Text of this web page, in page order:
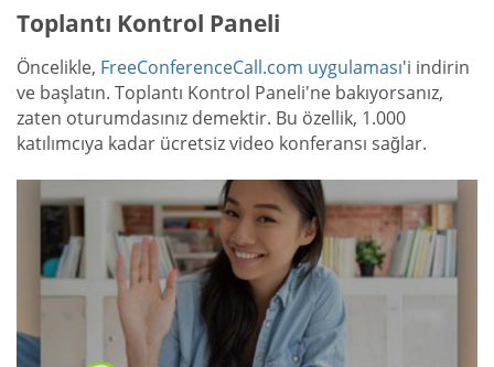
Toplantı Kontrol Paneli
Öncelikle, FreeConferenceCall.com uygulaması'i indirin
ve başlatın. Toplantı Kontrol Paneli'ne bakıyorsanız,
zaten oturumdasınız demektir. Bu özellik, 1.000
katılımcıya kadar ücretsiz video konferansı sağlar.